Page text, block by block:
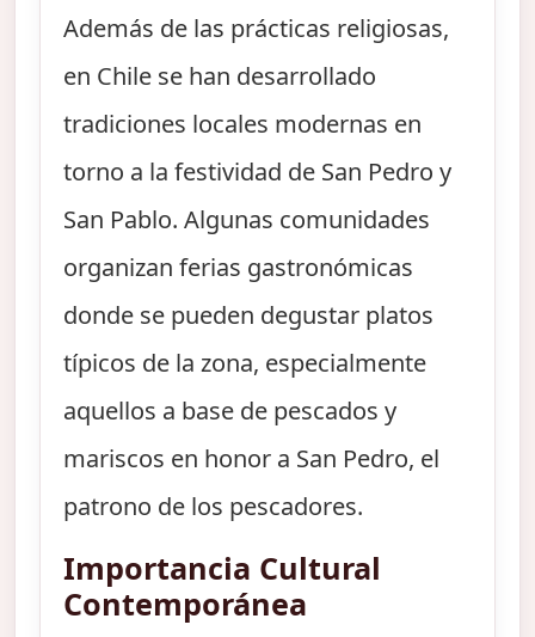
Además de las prácticas religiosas,
en Chile se han desarrollado
tradiciones locales modernas en
torno a la festividad de San Pedro y
San Pablo. Algunas comunidades
organizan ferias gastronómicas
donde se pueden degustar platos
típicos de la zona, especialmente
aquellos a base de pescados y
mariscos en honor a San Pedro, el
patrono de los pescadores.
Importancia Cultural
Contemporánea